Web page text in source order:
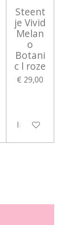
Steent
je Vivid
Melan
o
Botani
c l roze
€ 29,00
In